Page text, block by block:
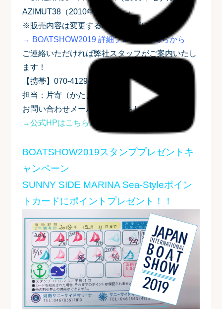
AZIMUT38（2010年モデル）」
※販売内容は変更する場合がございます。
→ BOATSHOW2019 詳細ブログはこちらから
ご連絡いただければ弊社スタッフがご案内いたし
ます！
【携帯】070-4129-7672
担当：片寄（かたよせ）
お問い合わせメールでもお待ちして下ります♪
→公式HPはこちらから
BOATSHOW2019スタンププレゼントキ
ャンペーン
SUNNY SIDE MARINA Sea-Styleポイン
トカードにポイントプレゼント！！